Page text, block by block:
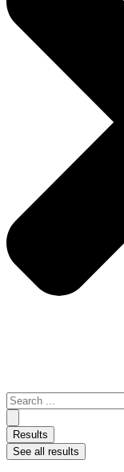
Search
...
Results
See all results